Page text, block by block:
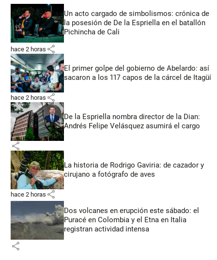
Un acto cargado de simbolismos: crónica de
la posesión de De la Espriella en el batallón
Pichincha de Cali
hace 2 horas share
El primer golpe del gobierno de Abelardo: así
sacaron a los 117 capos de la cárcel de Itagüí
hace 2 horas share
De la Espriella nombra director de la Dian:
Andrés Felipe Velásquez asumirá el cargo
share
La historia de Rodrigo Gaviria: de cazador y
cirujano a fotógrafo de aves
hace 2 horas share
Dos volcanes en erupción este sábado: el
Puracé en Colombia y el Etna en Italia
registran actividad intensa
share